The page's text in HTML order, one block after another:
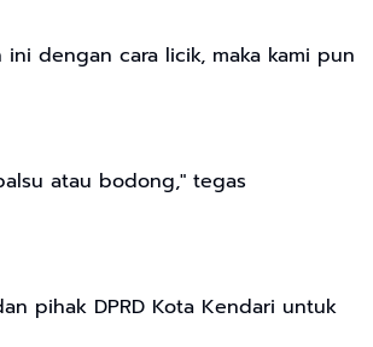
dengan cara licik, maka kami pun
atau bodong," tegas
pihak DPRD Kota Kendari untuk